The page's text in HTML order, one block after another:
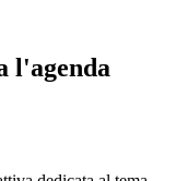
l'agenda